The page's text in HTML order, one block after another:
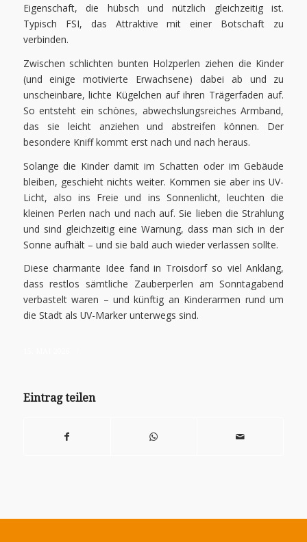
Eigenschaft, die hübsch und nützlich gleichzeitig ist.
Typisch FSI, das Attraktive mit einer Botschaft zu
verbinden.
Zwischen schlichten bunten Holzperlen ziehen die Kinder
(und einige motivierte Erwachsene) dabei ab und zu
unscheinbare, lichte Kügelchen auf ihren Trägerfaden auf.
So entsteht ein schönes, abwechslungsreiches Armband,
das sie leicht anziehen und abstreifen können. Der
besondere Kniff kommt erst nach und nach heraus.
Solange die Kinder damit im Schatten oder im Gebäude
bleiben, geschieht nichts weiter. Kommen sie aber ins UV-
Licht, also ins Freie und ins Sonnenlicht, leuchten die
kleinen Perlen nach und nach auf. Sie lieben die Strahlung
und sind gleichzeitig eine Warnung, dass man sich in der
Sonne aufhält – und sie bald auch wieder verlassen sollte.
Diese charmante Idee fand in Troisdorf so viel Anklang,
dass restlos sämtliche Zauberperlen am Sonntagabend
verbastelt waren – und künftig an Kinderarmen rund um
die Stadt als UV-Marker unterwegs sind.
Eintrag teilen